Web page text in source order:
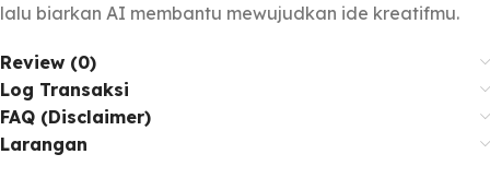
lalu biarkan AI membantu mewujudkan ide kreatifmu.
Review (0)
Log Transaksi
FAQ (Disclaimer)
Larangan